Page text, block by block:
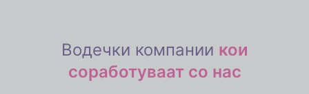
Водечки компании кои
соработуваат со нас